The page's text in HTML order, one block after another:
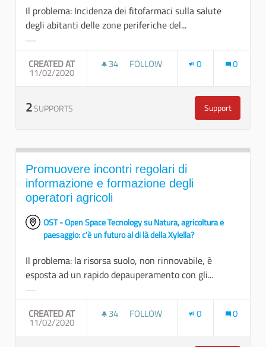
Il problema: Incidenza dei fitofarmaci sulla salute
degli abitanti delle zone periferiche del...
CREATED AT
11/02/2020
34 34 FOLLOWERS
FOLLOW 0 0
2SUPPORTS Support
Definire
Promuovere incontri regolari di
informazione e formazione degli
operatori agricoli
OST - Open Space Tecnology su Natura, agricoltura e
paesaggio: c'è un futuro al di là della Xylella?
Il problema: la risorsa suolo, non rinnovabile, è
esposta ad un rapido depauperamento con gli...
CREATED AT
11/02/2020
34 34 FOLLOWERS
FOLLOW 0 0